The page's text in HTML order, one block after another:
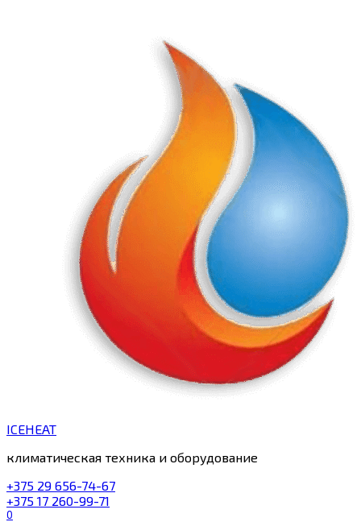
ICEHEAT
климатическая техника и оборудование
+375 29 656-74-67
+375 17 260-99-71
0